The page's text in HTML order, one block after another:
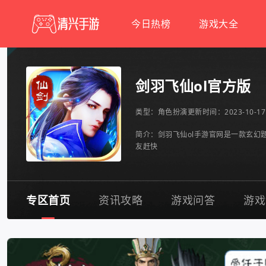
今日热榜 游戏大全
剑羽飞仙ol官方版
类型： 角色扮演更新时间：2023-10-
简介：剑羽飞仙ol手游官网是一款玄幻
友赶快
专区首页 资讯攻略 游戏问答 游